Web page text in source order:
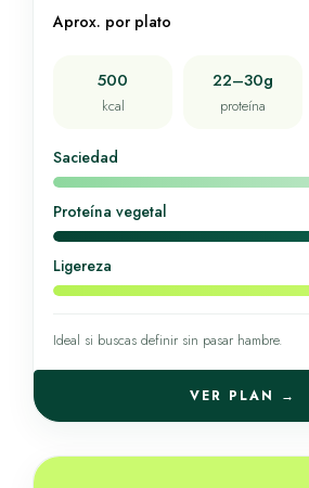
Aprox. por plato
500
kcal
22–30g
proteína
Saciedad
Proteína vegetal
Ligereza
Ideal si buscas definir sin pasar hambre.
VER PLAN →